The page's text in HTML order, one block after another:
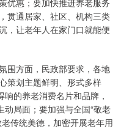
贯通居家、社区、机构三类
，让老年人在家门口就能便
围方面，民政部要求，各地
策划主题鲜明、形式多样
的养老消费名片和品牌，
动局面；要加强与全国“敬老
传统美德，加密开展老年用